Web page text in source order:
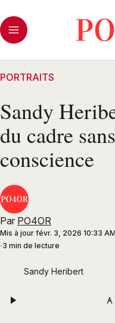
PORTRAITS
Sandy
du cadre
conscience
Par PO4OR
Mis à jour févr. 3, 2026 10:33 AM
3 min de lecture
Sandy Heribert